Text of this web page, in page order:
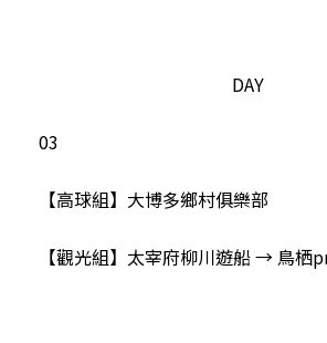
DAY
03
【高球組】大博多鄉村俱樂部
【觀光組】太宰府柳川遊船 → 鳥